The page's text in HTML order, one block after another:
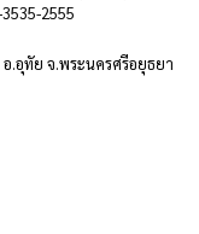
2555
.อุทัย จ.พระนครศรีอยุธยา